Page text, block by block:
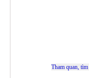
Tham quan,